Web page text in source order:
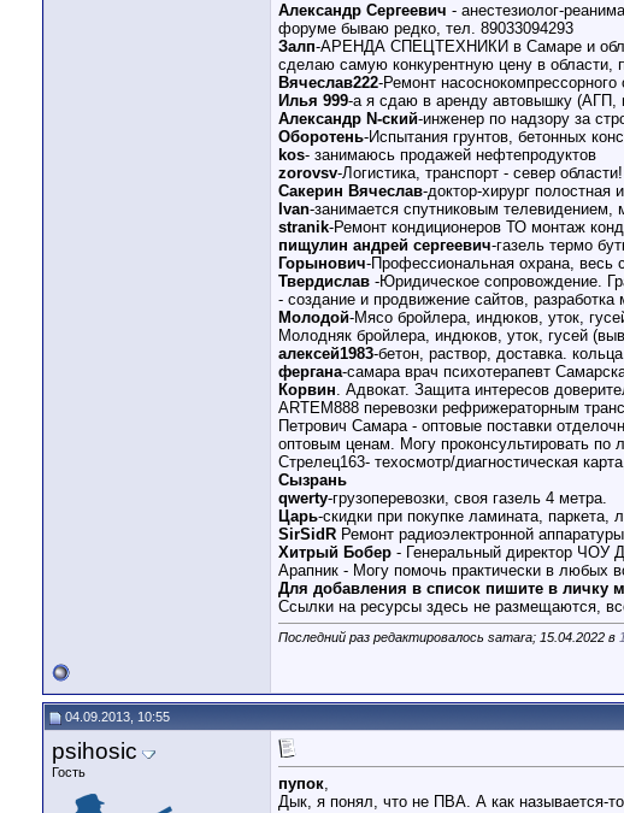
Александр Сергеевич - анестезиолог-
форуме бываю редко, тел. 89033094293
Залп-АРЕНДА СПЕЦТЕХНИКИ в Самаре и
сделаю самую конкурентную цену в области,
Вячеслав222-Ремонт
Илья 999-а я сдаю в аренду автовышку (АГП,
Александр N-ский-инженер по надзору за
Оборотень-Испытания грунтов, бетонных
kos- занимаюсь продажей нефтепродуктов
zorovsv-Логистика, транспорт - север
Сакерин Вячеслав-доктор-хирург полостная
Ivan-занимается спутниковым
stranik-Ремонт кондиционеров ТО монтаж
пищулин андрей сергеевич-газель термо
Горынович-Профессиональная охрана, весь
Твердислав -Юридическое сопровождение.
- создание и продвижение сайтов,
Молодой-Мясо бройлера, индюков, уток,
Молодняк бройлера, индюков, уток, гусей
алексей1983-бетон, раствор, доставка.
фергана-самара врач психотерапевт
Корвин. Адвокат. Защита интересов
ARTEM888 перевозки рефрижераторным
Петрович Самара - оптовые поставки
оптовым ценам. Могу проконсультировать по
Стрелец163- техосмотр/диагностическая
Сызрань
qwerty-грузоперевозки, своя газель 4 метра.
Царь-скидки при покупке ламината,
SirSidR Ремонт радиоэлектронной
Хитрый Бобер - Генеральный директор ЧОУ
Арапник - Могу помочь практически в любых
Для добавления в список пишите в личку
Ссылки на ресурсы здесь не размещаются,
Последний раз редактировалось samara; 15.04.2022 в
04.09.2013, 10:55
psihosic
Гость
пупок,
Дык, я понял, что не ПВА. А как называется-